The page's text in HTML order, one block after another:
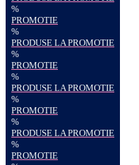
%
PROMOTIE
%
PRODUSE LA PROMOTIE
%
PROMOTIE
%
PRODUSE LA PROMOTIE
%
PROMOTIE
%
PRODUSE LA PROMOTIE
%
PROMOTIE